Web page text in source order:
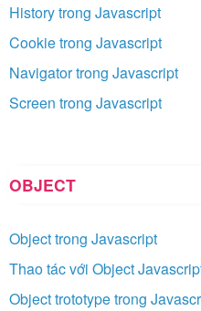
History trong Javascript
Cookie trong Javascript
Navigator trong Javascript
Screen trong Javascript
OBJECT
Object trong Javascript
Thao tác với Object
Object trototype trong